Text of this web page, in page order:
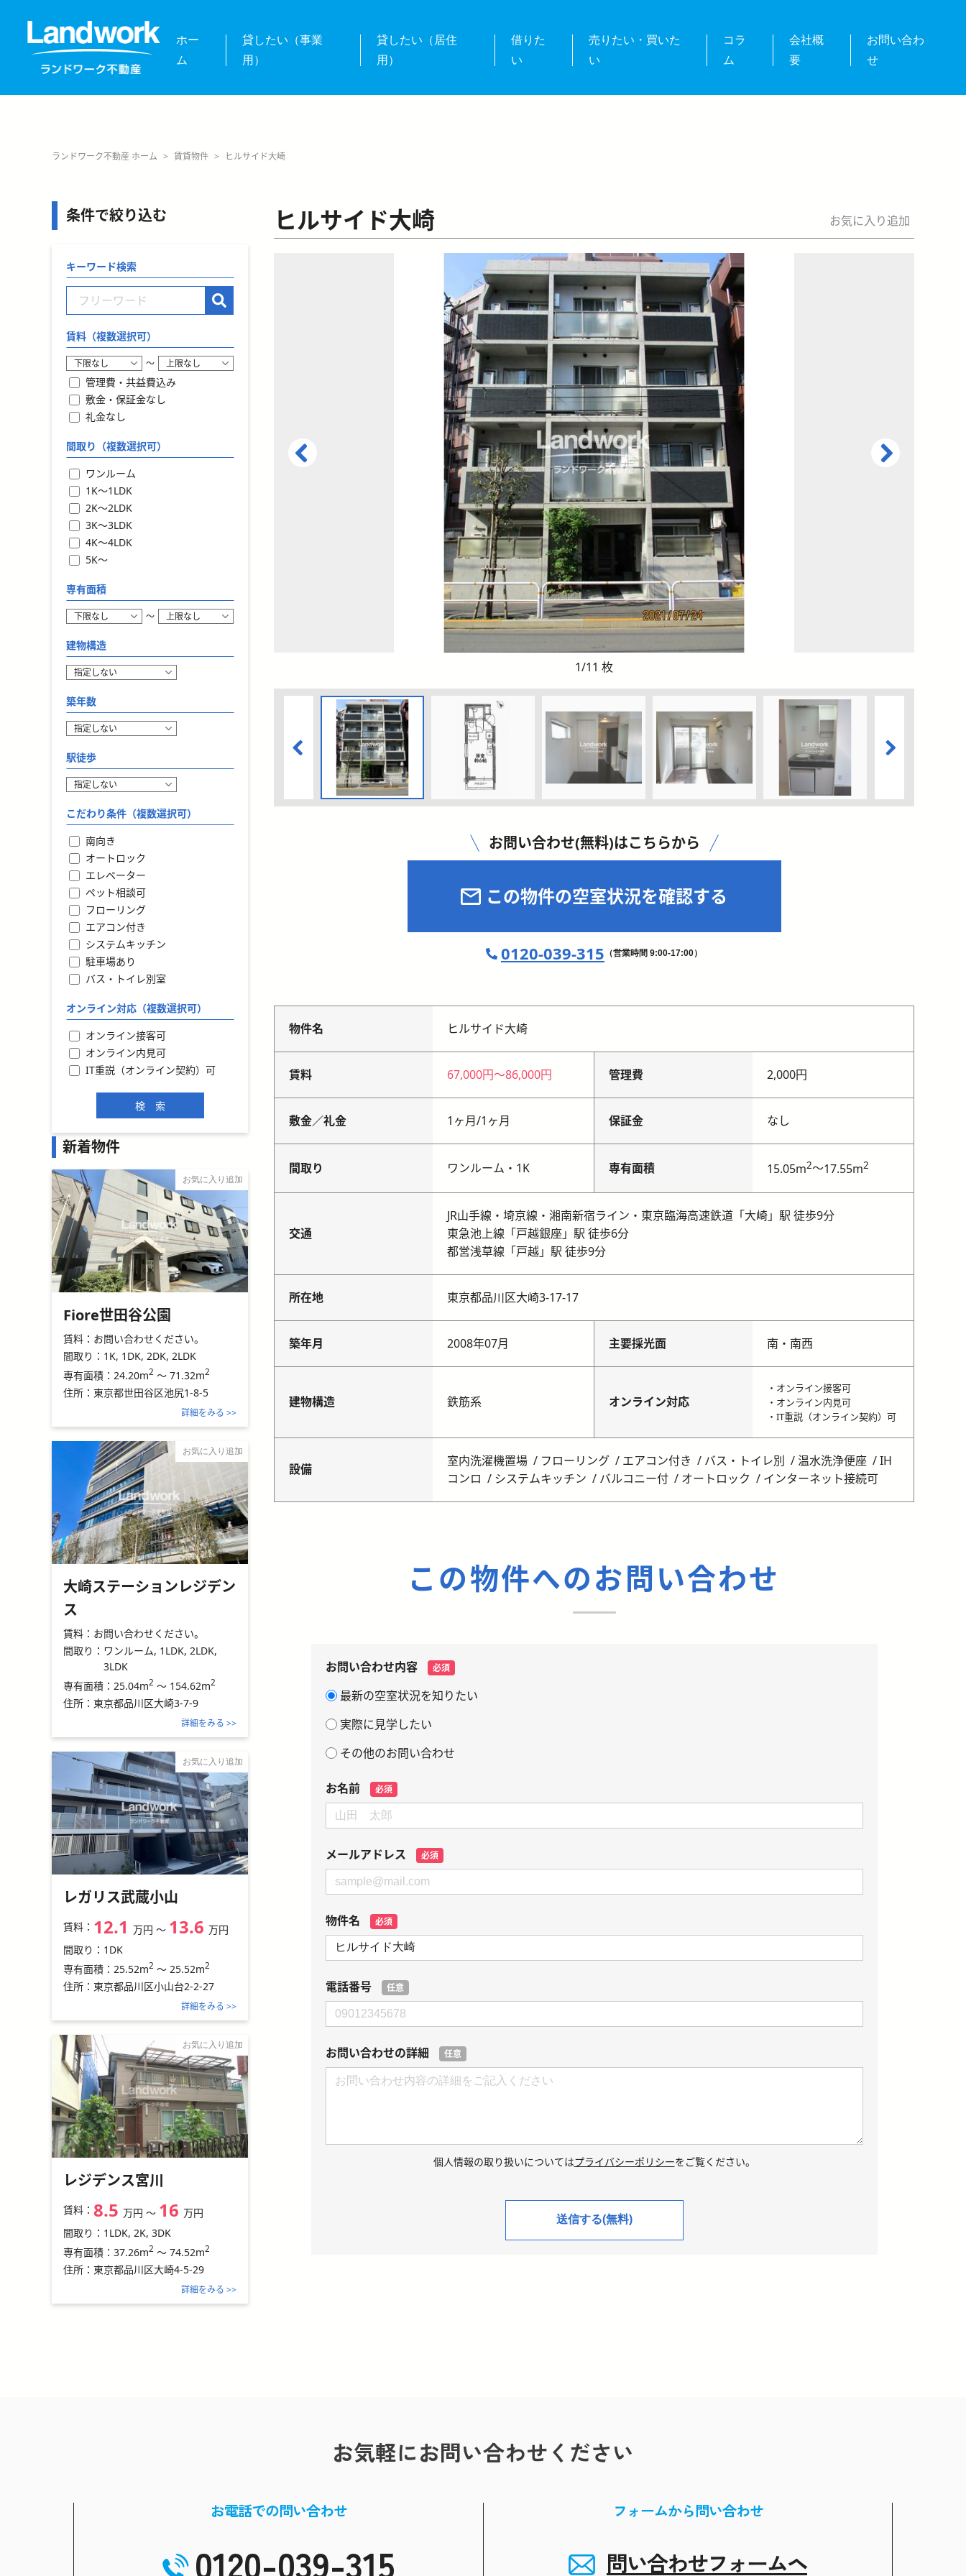
ホー
ム
貸したい（事業
用）
貸したい（居住
用）
借りた
い
売りたい・買いた
い
コラ
ム
会社概
要
お問い合わ
せ
ランドワーク不動産 ホーム > 賃貸物件 > ヒルサイド大崎
お気に入り追加
ヒルサイド大崎
1/11 枚
お問い合わせ(無料)はこちらから
この物件の空室状況を確認する
0120-039-315 （営業時間 9:00-17:00）
物件名 ヒルサイド大崎
賃料 67,000円〜86,000円 管理費 2,000円
敷金／礼金 1ヶ月/1ヶ月 保証金 なし
間取り ワンルーム・1K 専有面積 15.05m2～17.55m2
交通
JR山手線・埼京線・湘南新宿ライン・東京臨海高速鉄道「大崎」駅 徒歩9分
東急池上線「戸越銀座」駅 徒歩6分
都営浅草線「戸越」駅 徒歩9分
所在地 東京都品川区大崎3-17-17
築年月 2008年07月 主要採光面 南・南西
建物構造 鉄筋系 オンライン対応
・オンライン接客可
・オンライン内見可
・IT重説（オンライン契約）可
設備
室内洗濯機置場 フローリング エアコン付き バス・トイレ別 温水洗浄便座
IH
コンロ
システムキッチン バルコニー付 オートロック インターネット接続可
この物件へのお問い合わせ
お問い合わせ内容 必須
最新の空室状況を知りたい
実際に見学したい
その他のお問い合わせ
お名前 必須
メールアドレス 必須
物件名 必須
電話番号 任意
お問い合わせの詳細 任意
個人情報の取り扱いについてはプライバシーポリシーをご覧ください。
条件で絞り込む
キーワード検索
賃料（複数選択可）
〜
管理費・共益費込み
敷金・保証金なし
礼金なし
間取り（複数選択可）
ワンルーム
1K〜1LDK
2K〜2LDK
3K〜3LDK
4K〜4LDK
5K〜
専有面積
〜
建物構造
築年数
駅徒歩
こだわり条件（複数選択可）
南向き
オートロック
エレベーター
ペット相談可
フローリング
エアコン付き
システムキッチン
駐車場あり
バス・トイレ別室
オンライン対応（複数選択可）
オンライン接客可
オンライン内見可
IT重説（オンライン契約）可
新着物件
お気に入り追加
Fiore世田谷公園
賃料： お問い合わせください。
間取り： 1K, 1DK, 2DK, 2LDK
専有面積： 24.20m2 ～ 71.32m2
住所： 東京都世田谷区池尻1-8-5
詳細をみる >>
お気に入り追加
大崎ステーションレジデン
ス
賃料： お問い合わせください。
間取り： ワンルーム, 1LDK, 2LDK,
3LDK
専有面積： 25.04m2 ～ 154.62m2
住所： 東京都品川区大崎3-7-9
詳細をみる >>
お気に入り追加
レガリス武蔵小山
賃料： 12.1 万円 〜 13.6 万円
間取り： 1DK
専有面積： 25.52m2 ～ 25.52m2
住所： 東京都品川区小山台2-2-27
詳細をみる >>
お気に入り追加
レジデンス宮川
賃料： 8.5 万円 〜 16 万円
間取り： 1LDK, 2K, 3DK
専有面積： 37.26m2 ～ 74.52m2
住所： 東京都品川区大崎4-5-29
詳細をみる >>
お気軽にお問い合わせください
お電話での問い合わせ
0120-039-315
フォームから問い合わせ
問い合わせフォームヘ